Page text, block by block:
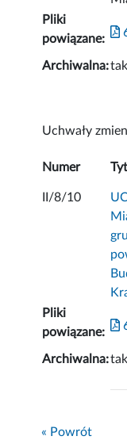
Pliki
powiązane:
Archiwalna:tak
Uchwały
Numer
II/8/10
Pliki
powiązane:
Archiwalna:tak
« Powrót